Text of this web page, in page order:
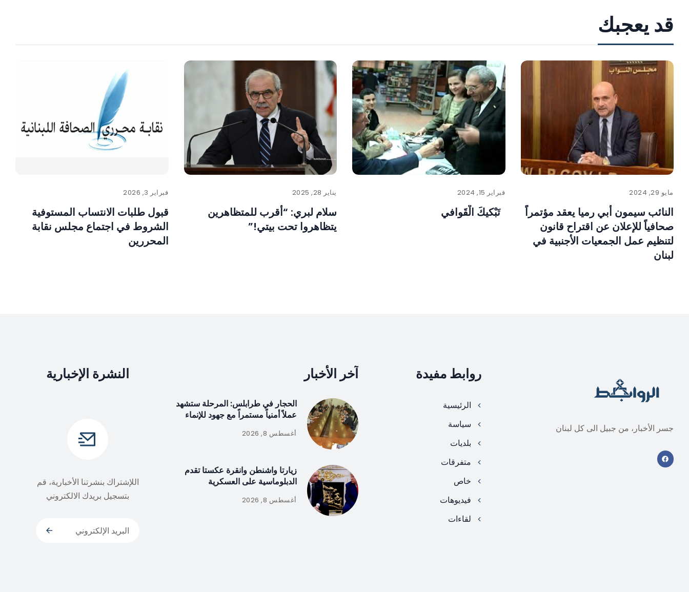
قد يعجبك
مايو 29, 2024
النائب سيمون أبي رميا يعقد مؤتمراً
صحافياً للإعلان عن اقتراح قانون
لتنظيم عمل الجمعيات الأجنبية في
لبنان
فبراير 15, 2024
تَبْكيكَ الْقَوافي
يناير 28, 2025
سلام لبري: “أقرب للمتظاهرين
يتظاهروا تحت بيتي!”
فبراير 3, 2026
قبول طلبات الانتساب المستوفية
الشروط في اجتماع مجلس نقابة
المحررين
جسر الأخبار، من جبيل الى كل لبنان
روابط مفيدة
الرئيسية
سياسة
بلديات
متفرقات
خاص
فيديوهات
لقاءات
آخر الأخبار
الحجار في طرابلس: المرحلة ستشهد
عملاً أمنياً مستمراً مع جهود للإنماء
أغسطس 8, 2026
زيارتا واشنطن وانقرة عكستا تقدم
الدبلوماسية على العسكرية
أغسطس 8, 2026
النشرة الإخبارية
اللإشتراك بنشرتنا الأخبارية، قم
بتسجيل بريدك الالكتروني